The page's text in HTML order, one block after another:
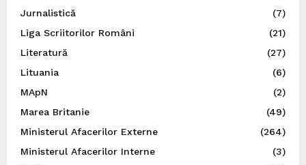
Jurnalistică
(7)
Liga Scriitorilor Români
(21)
Literatură
(27)
Lituania
(6)
MApN
(2)
Marea Britanie
(49)
Ministerul Afacerilor Externe
(264)
Ministerul Afacerilor Interne
(3)